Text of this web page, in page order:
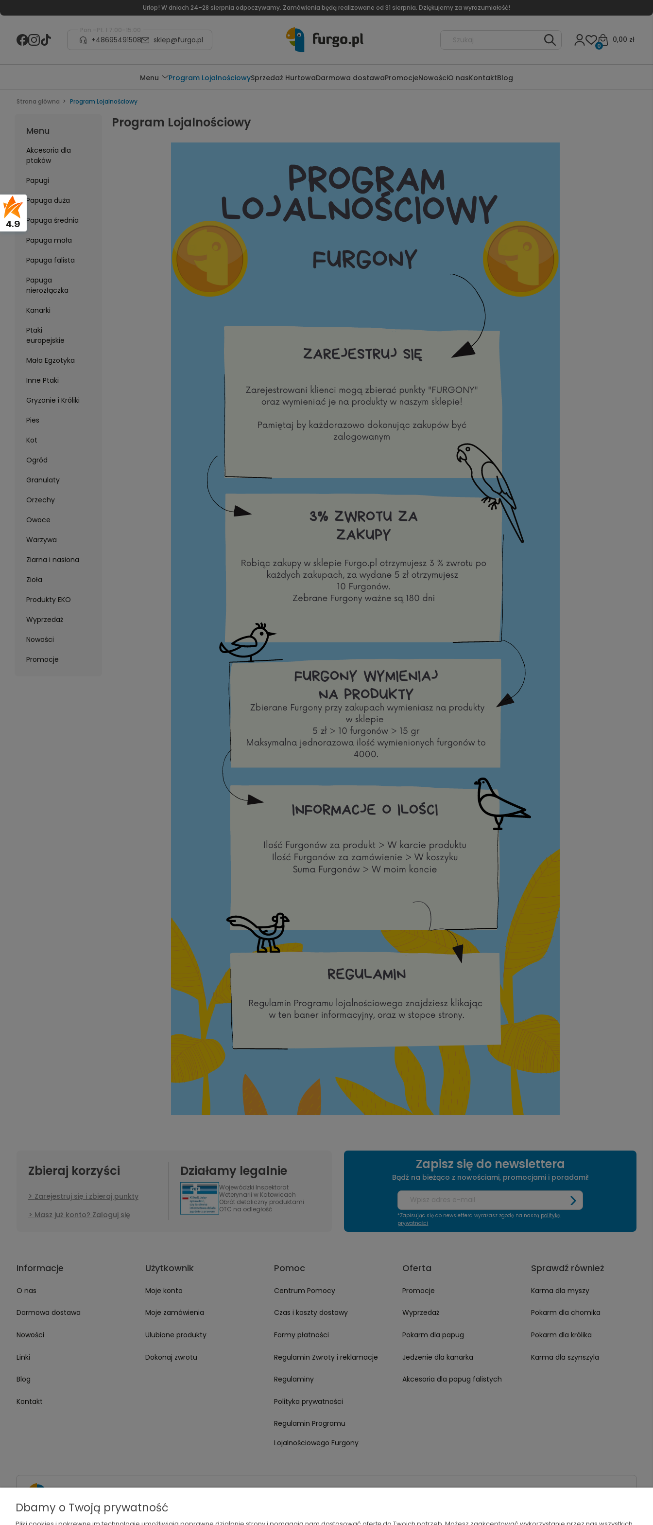
Urlop! W dniach 24–28 sierpnia odpoczywamy. Zamówienia będą realizowane od 31 sierpnia. Dziękujemy za wyrozumiałość!
Pon.–Pt. I 7:00–15:00
+48695491508 sklep@furgo.pl 0,00 zł
0
Menu Program LojalnościowySprzedaż HurtowaDarmowa dostawaPromocjeNowościO nasKontaktBlog
Strona główna Program Lojalnościowy
Menu
Akcesoria dla
ptaków
Papugi
Papuga duża
Papuga średnia
Papuga mała
Papuga falista
Papuga
nierozłączka
Kanarki
Ptaki
europejskie
Mała Egzotyka
Inne Ptaki
Gryzonie i Króliki
Pies
Kot
Ogród
Granulaty
Orzechy
Owoce
Warzywa
Ziarna i nasiona
Zioła
Produkty EKO
Wyprzedaż
Nowości
Promocje
Program Lojalnościowy
Zbieraj korzyści
Zarejestruj się i zbieraj punkty
Masz już konto? Zaloguj się
Działamy legalnie
Wojewódzki Inspektorat
Weterynarii w Katowicach
Obrót detaliczny produktami
OTC na odległość
Zapisz się do newslettera
Bądź na bieżąco z nowościami, promocjami i poradami!
*Zapisując się do newslettera wyrażasz zgodę na naszą politykę
prywatności
Informacje
O nas
Darmowa dostawa
Nowości
Linki
Blog
Kontakt
Użytkownik
Moje konto
Moje zamówienia
Ulubione produkty
Dokonaj zwrotu
Pomoc
Centrum Pomocy
Czas i koszty dostawy
Formy płatności
Regulamin Zwroty i reklamacje
Regulaminy
Polityka prywatności
Regulamin Programu
Lojalnościowego Furgony
Oferta
Promocje
Wyprzedaż
Pokarm dla papug
Jedzenie dla kanarka
Akcesoria dla papug falistych
Sprawdź również
Karma dla myszy
Pokarm dla chomika
Pokarm dla królika
Karma dla szynszyla
4.9
Dbamy o Twoją prywatność